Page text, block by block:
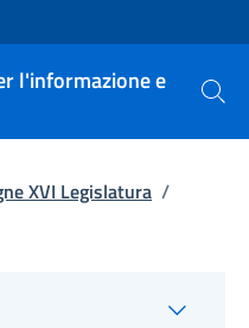
l'informazione e
Cerca
XVI Legislatura /